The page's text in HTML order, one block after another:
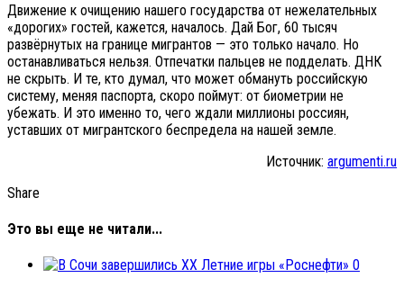
Движение к очищению нашего государства от нежелательных
«дорогих» гостей, кажется, началось. Дай Бог, 60 тысяч
развёрнутых на границе мигрантов — это только начало. Но
останавливаться нельзя. Отпечатки пальцев не подделать. ДНК
не скрыть. И те, кто думал, что может обмануть российскую
систему, меняя паспорта, скоро поймут: от биометрии не
убежать. И это именно то, чего ждали миллионы россиян,
уставших от мигрантского беспредела на нашей земле.
Источник: argumenti.ru
Share
Это вы еще не читали...
0